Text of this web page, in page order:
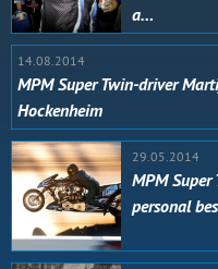
a…
14.08.2014
MPM Super Twin-driver
Hockenheim
29.05.2014
MPM Super
personal